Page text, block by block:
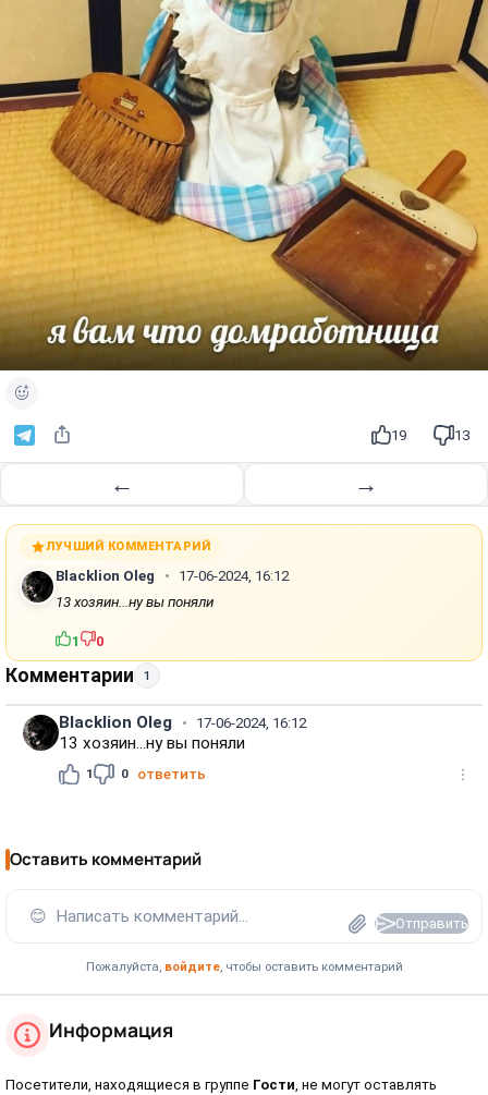
19 13
← →
ЛУЧШИЙ КОММЕНТАРИЙ
Blacklion Oleg
17-06-2024, 16:12
13 хозяин...ну вы поняли
1 0
Комментарии 1
Blacklion Oleg 17-06-2024, 16:12
13 хозяин...ну вы поняли
1 0 ответить
Оставить комментарий
😊 Написать комментарий... Отправить
Пожалуйста, войдите, чтобы оставить комментарий
Информация
Посетители, находящиеся в группе Гости, не могут оставлять